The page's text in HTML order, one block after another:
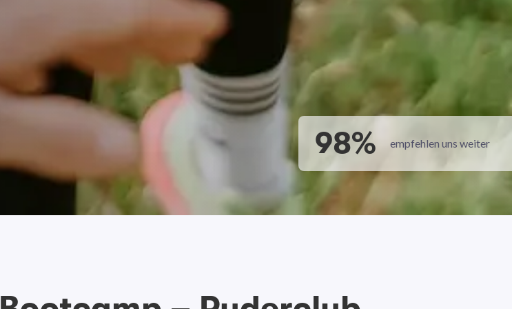
98% empfehlen uns weiter